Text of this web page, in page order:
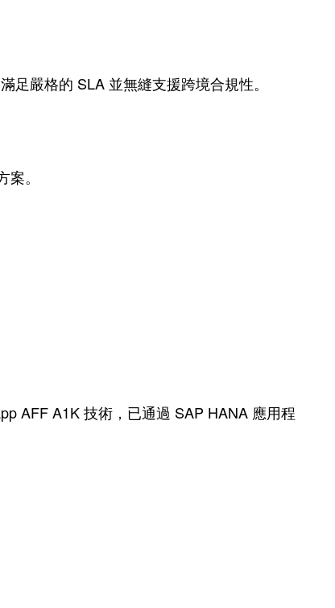
嚴格的 SLA 並無縫支援跨境合規性。
。
AFF A1K 技術，已通過 SAP HANA 應用程